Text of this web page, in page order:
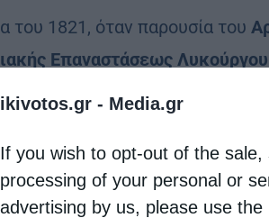
ikivotos.gr - Media.gr
If you wish to opt-out of the
processing of your personal or
advertising by us, please use
του 1821, όταν παρουσία του
Επαναστάσεως
σηματοδοτώντας την